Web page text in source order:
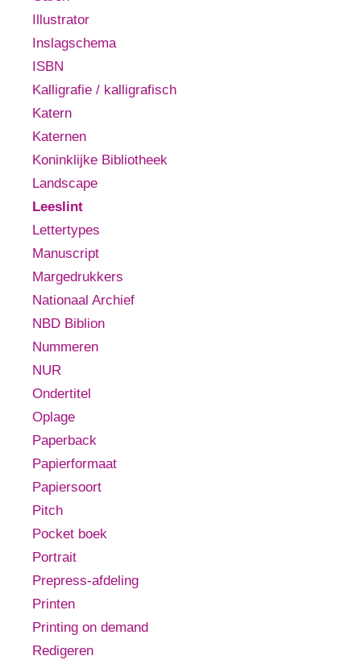
Illustrator
Inslagschema
ISBN
Kalligrafie / kalligrafisch
Katern
Katernen
Koninklijke Bibliotheek
Landscape
Leeslint
Lettertypes
Manuscript
Margedrukkers
Nationaal Archief
NBD Biblion
Nummeren
NUR
Ondertitel
Oplage
Paperback
Papierformaat
Papiersoort
Pitch
Pocket boek
Portrait
Prepress-afdeling
Printen
Printing on demand
Redigeren